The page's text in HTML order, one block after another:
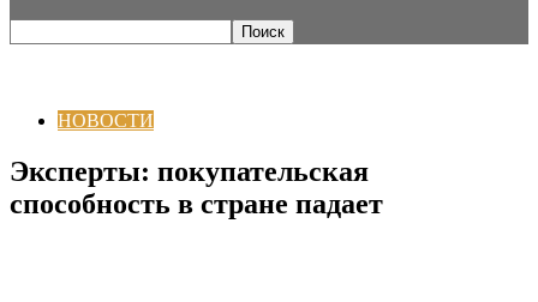
НОВОСТИ
Эксперты: покупательская
способность в стране падает